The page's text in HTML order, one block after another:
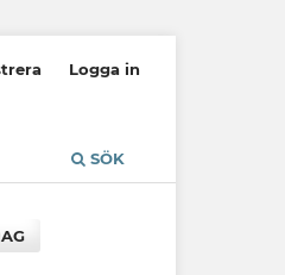
SÖK
Logga in